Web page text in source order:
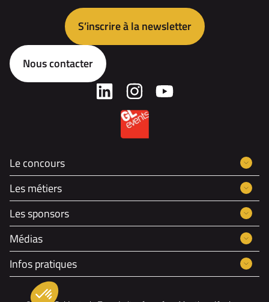
S’inscrire à la newsletter
Nous contacter
Le concours
Les métiers
Les sponsors
Médias
Infos pratiques